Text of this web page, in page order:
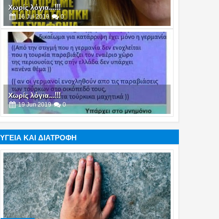
Χωρίς λόγια...!!!
19 Jun 2019 0
Χωρίς λόγια...!!!
25Apr 2019 0
Χωρίς λόγια...!!!
21 Mar 2019
ΥΓΕΙΑ ΚΑΙ ΔΙΑΤΡΟΦΗ